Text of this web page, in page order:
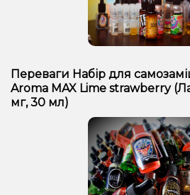
Переваги Набір для
Aroma MAX Lime strawberry
мг, 30 мл)